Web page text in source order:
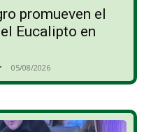
promueven el
Eucalipto en
- 05/08/2026